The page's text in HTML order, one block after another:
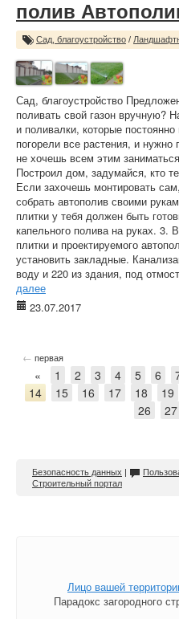
полив
Сад, благоустройство /
Сад, благоустройство
поливать свой газон вручную?
и поливалки, которые
погорели все растения, и
не хочешь всем этим
Построил дом, задумайся, кто
Если захочешь монтировать
собрать автополив своими
плитки у тебя должен быть
капельного полива на руках. 3.
плитки и проектируемого
установить закладные.
воду и 220 из здания, под
далее
23.07.2017
← первая
« 1 2 3 4 5 6
14
15 16 17 18 19
26
27
Безопасность данных |
Строительный портал
Лицо вашей
Парадокс загородного